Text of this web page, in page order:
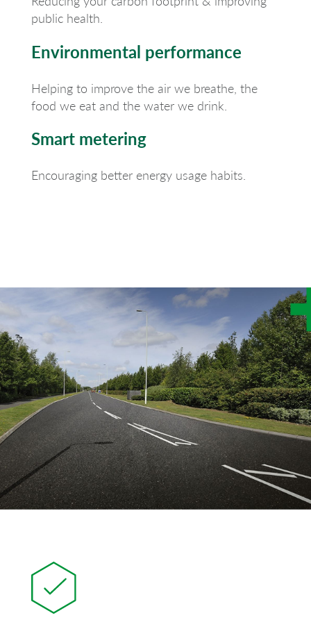
public health.
Environmental performance
Helping to improve the air we breathe, the
food we eat and the water we drink.
Smart metering
Encouraging better energy usage habits.